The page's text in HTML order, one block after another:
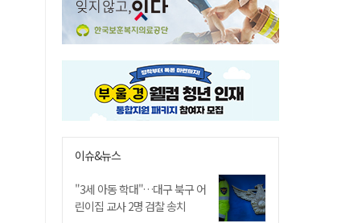
이슈&뉴스
"3세 아동 학대"…대구 북구 어
린이집 교사 2명 검찰 송치